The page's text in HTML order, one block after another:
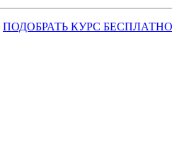
ПОДОБРАТЬ КУРС БЕСПЛАТНО